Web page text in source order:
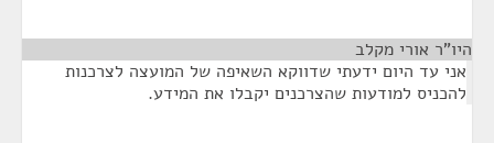
היו"ר אורי מקלב
אני עד היום ידעתי שדווקא השאיפה של המועצה לצרכנות
להכניס למודעות שהצרכנים יקבלו את המידע.